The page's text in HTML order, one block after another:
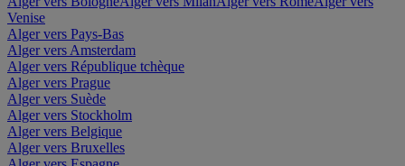
Venise
Alger vers Pays-Bas
Alger vers Amsterdam
Alger vers République tchèque
Alger vers Prague
Alger vers Suède
Alger vers Stockholm
Alger vers Belgique
Alger vers Bruxelles